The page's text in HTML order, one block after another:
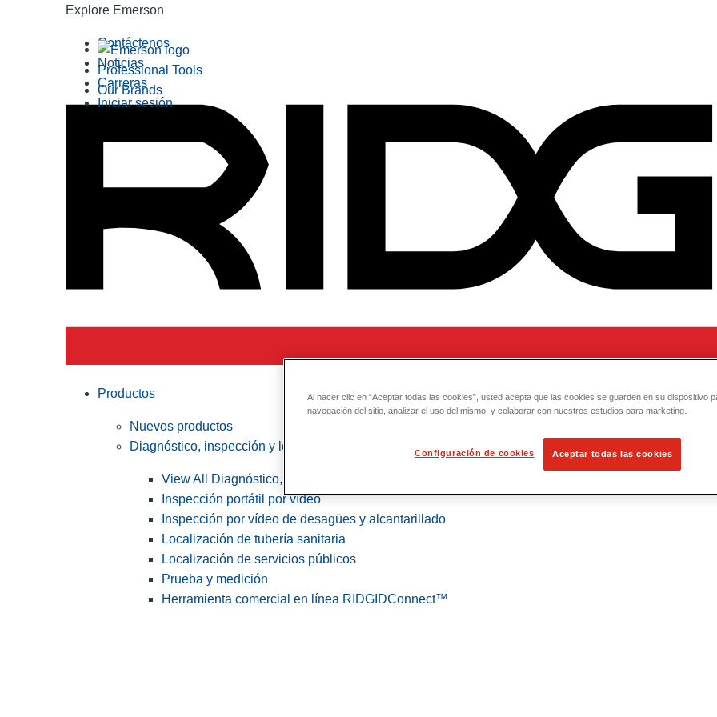
Explore Emerson
Professional Tools
Our Brands
Contáctenos
Noticias
Carreras
Iniciar sesión
Productos
Nuevos productos
Diagnóstico, inspección y localización
View All Diagnóstico, inspección y localización
Inspección portátil por vídeo
Inspección por vídeo de desagües y alcantarillado
Localización de tubería sanitaria
Localización de servicios públicos
Prueba y medición
Herramienta comercial en línea RIDGIDConnect™
Al hacer clic en “Aceptar todas las cookies”, usted acepta que las cookies se guarden en su dispositivo
navegación del sitio, analizar el uso del mismo, y colaborar con nuestros estudios para marketing.
Configuración de cookies Aceptar todas las cookies